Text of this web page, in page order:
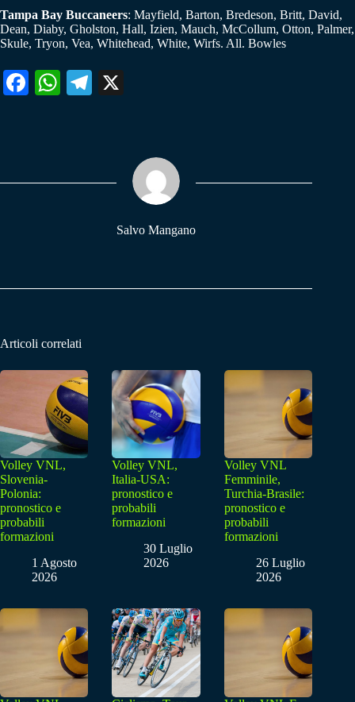
Tampa Bay Buccaneers: Mayfield, Barton, Bredeson, Britt, David,
Dean, Diaby, Gholston, Hall, Izien, Mauch, McCollum, Otton, Palmer,
Skule, Tryon, Vea, Whitehead, White, Wirfs. All. Bowles
Fa W
pp
Te
m
Salvo Mangano
Articoli correlati
Volley VNL,
Slovenia-
Polonia:
pronostico e
probabili
formazioni
1 Agosto
2026
Volley VNL,
Italia-USA:
pronostico e
probabili
formazioni
30 Luglio
2026
Volley VNL
Femminile,
Turchia-Brasile:
pronostico e
probabili
formazioni
26 Luglio
2026